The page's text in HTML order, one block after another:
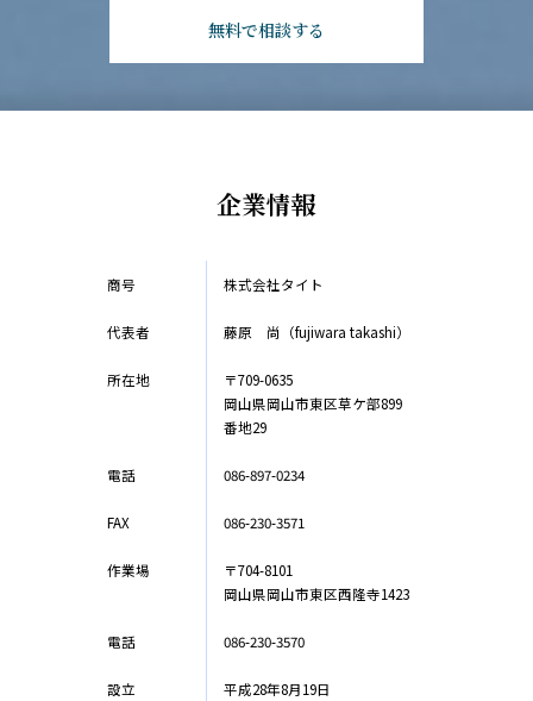
無料で相談する
企業情報
商号 株式会社タイト
代表者 藤原 尚（fujiwara takashi）
所在地
〒709-0635
岡山県岡山市東区草ケ部899
番地29
電話 086-897-0234
FAX 086-230-3571
作業場
〒704-8101
岡山県岡山市東区西隆寺1423
電話 086-230-3570
設立 平成28年8月19日